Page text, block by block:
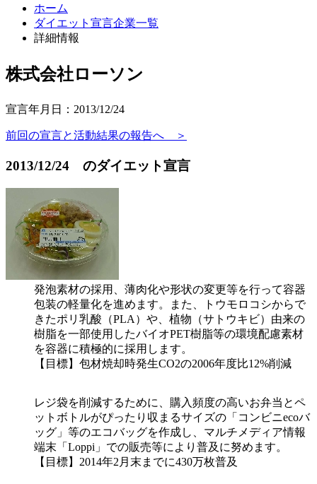
ホーム
ダイエット宣言企業一覧
詳細情報
株式会社ローソン
宣言年月日：2013/12/24
前回の宣言と活動結果の報告へ ＞
2013/12/24 のダイエット宣言
発泡素材の採用、薄肉化や形状の変更等を行って容器
包装の軽量化を進めます。また、トウモロコシからで
きたポリ乳酸（PLA）や、植物（サトウキビ）由来の
樹脂を一部使用したバイオPET樹脂等の環境配慮素材
を容器に積極的に採用します。
【目標】包材焼却時発生CO2の2006年度比12%削減
レジ袋を削減するために、購入頻度の高いお弁当とペ
ットボトルがぴったり収まるサイズの「コンビニecoバ
ッグ」等のエコバッグを作成し、マルチメディア情報
端末「Loppi」での販売等により普及に努めます。
【目標】2014年2月末までに430万枚普及